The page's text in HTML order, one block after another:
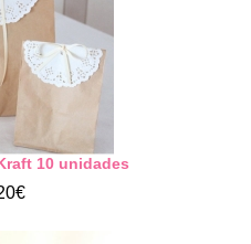
10 unidades